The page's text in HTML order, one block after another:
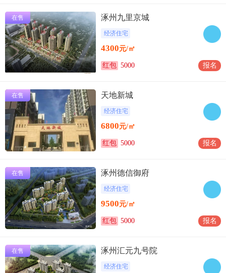
在售 涿州九里京城
经济住宅
4300元/㎡
红包 5000 报名
在售 天地新城
经济住宅
6800元/㎡
红包 5000 报名
在售 涿州德信御府
经济住宅
9500元/㎡
红包 5000 报名
在售 涿州汇元九号院
经济住宅